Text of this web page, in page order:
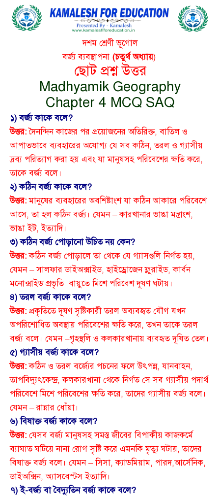
দশম শ্রেণী ভূগোল
বর্জ্য ব্যবস্থাপনা (চতুর্থ অধ্যায়)
ছোট প্রশ্ন উত্তর
Madhyamik Geography
Chapter 4 MCQ SAQ
১) বর্জ্য কাকে বলে?
উত্তর:দৈনন্দিন কাজের পর প্রয়োজনের অতিরিক্ত, বাতিল ও
আপাতভাবে ব্যবহারের অযোগ্য যে সব কঠিন, তরল ও গ্যাসীয়
দ্রব্য পরিত্যাগ করা হয় এবং যা মানুষসহ পরিবেশের ক্ষতি করে,
তাকে বর্জ্য বলে।
২) কঠিন বর্জ্য কাকে বলে?
উত্তর:মানুষের ব্যবহারের অবশিষ্টাংশ যা কঠিন আকারে পরিবেশে
আসে, তা হল কঠিন বর্জ্য। যেমন – কারখানার ভাঙা মন্ত্রাংশ,
ভাঙা ইট, ইত্যাদি।
৩) কঠিন বর্জ্য পোড়ানো উচিত নয় কেন?
উত্তর:কঠিন বর্জ্য পোড়ালে তা থেকে যে গ্যাসগুলি নির্গত হয়,
যেমন – সালফার ডাইঅক্সাইড, হাইড্রোজেন ফ্লুরাইড, কার্বন
মনোক্সাইড প্রভৃতি বায়ুতে মিশে পরিবেশ দূষণ ঘটায়।
৪) তরল বর্জ্য কাকে বলে?
উত্তর: প্রকৃতিতে দূষণ সৃষ্টিকারী তরল অব্যবহৃত যৌগ যখন
অপরিশোধিত অবস্থায় পরিবেশের ক্ষতি করে, তখন তাকে তরল
বর্জ্য বলে। যেমন –গৃহস্থলি ও কলকারখানায় ব্যবহৃত দূষিত তেল।
৫) গ্যাসীয় বর্জ্য কাকে বলে?
উত্তর:কঠিন ও তরল বর্জ্যের পচনের ফলে উৎপন্ন, যানবাহন,
তাপবিদ্যুৎকেন্দ্র, কলকারখানা থেকে নির্গত সে সব গ্যাসীয় পদার্থ
পরিবেশে মিশে পরিবেশের ক্ষতি করে, তাদের গ্যাসীয় বর্জ্য বলে।
যেমন – রান্নার ধোঁয়া।
৬) বিষাক্ত বর্জ্য কাকে বলে?
উত্তর: যেসব বর্জ্য মানুষসহ সমস্ত জীবের বিপাকীয় কাজকর্মে
ব্যাঘাত ঘটিয়ে নানা রোগ সৃষ্টি করে এমনকি মৃত্যু ঘটায়, তাদের
বিষাক্ত বর্জ্য বলে। যেমন – সিসা, ক্যাডমিয়াম, পারদ,আর্সেনিক,
ডাইঅক্সিন, অ্যাসবেস্টস ইত্যাদি।
৭) ই-বর্জ্য বা বৈদ্যুতিন বর্জ্য কাকে বলে?